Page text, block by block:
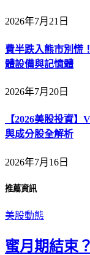
2026年7月21日
費半跌入熊市別慌
體設備與記憶體
2026年7月20日
【2026美股投資
與成分股全解析
2026年7月16日
推薦資訊
美股動態
蜜月期結束